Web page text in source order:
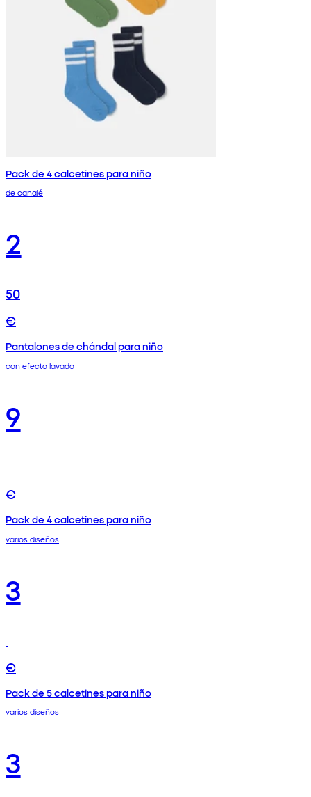
Pack de 4 calcetines para niño
de canalé
2
50
€
Pantalones de chándal para niño
con efecto lavado
9
€
Pack de 4 calcetines para niño
varios diseños
3
€
Pack de 5 calcetines para niño
varios diseños
3